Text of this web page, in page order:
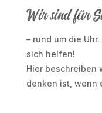
Wir sind für
– rund um die
sich helfen!
Hier beschreiben
denken ist, wenn